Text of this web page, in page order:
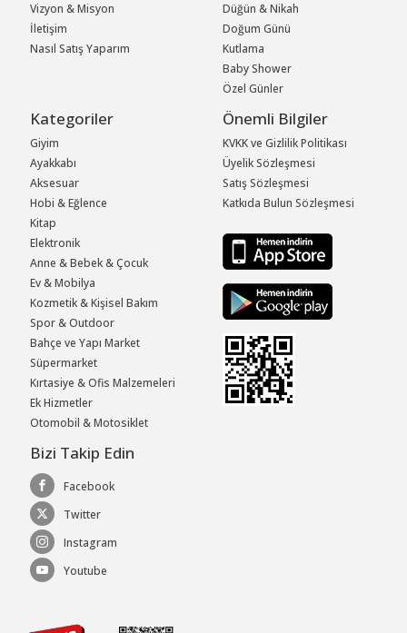
Vizyon & Misyon
İletişim
Nasıl Satış Yaparım
Düğün & Nikah
Doğum Günü
Kutlama
Baby Shower
Özel Günler
Kategoriler
Giyim
Ayakkabı
Aksesuar
Hobi & Eğlence
Kitap
Elektronik
Anne & Bebek & Çocuk
Ev & Mobilya
Kozmetik & Kişisel Bakım
Spor & Outdoor
Bahçe ve Yapı Market
Süpermarket
Kırtasiye & Ofis Malzemeleri
Ek Hizmetler
Otomobil & Motosiklet
Önemli Bilgiler
KVKK ve Gizlilik Politikası
Üyelik Sözleşmesi
Satış Sözleşmesi
Katkıda Bulun Sözleşmesi
Bizi Takip Edin
Facebook
Twitter
Instagram
Youtube